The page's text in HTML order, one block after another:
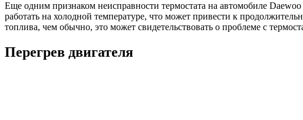
Еще одним признаком неисправности термостата на автомобиле
работать на холодной температуре, что может привести к
топлива, чем обычно, это может свидетельствовать о проблеме с
Перегрев двигателя